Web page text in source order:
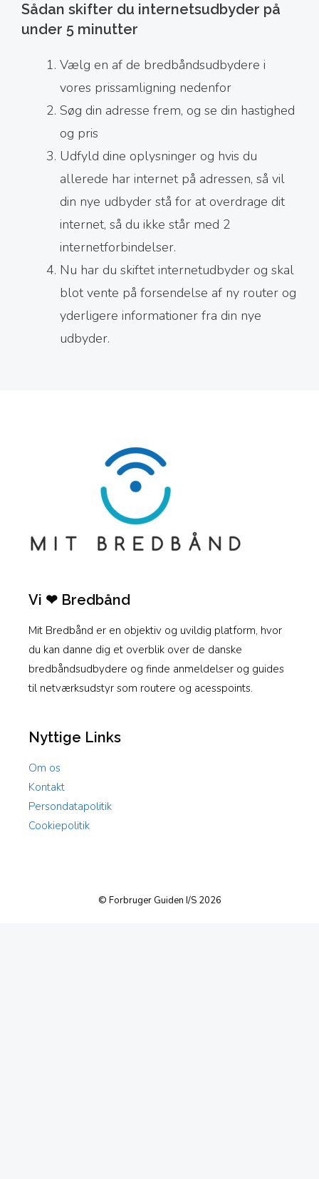
Sådan skifter du internetsudbyder på
under 5 minutter
Vælg en af de bredbåndsudbydere i
vores prissamligning nedenfor
Søg din adresse frem, og se din hastighed
og pris
Udfyld dine oplysninger og hvis du
allerede har internet på adressen, så vil
din nye udbyder stå for at overdrage dit
internet, så du ikke står med 2
internetforbindelser.
Nu har du skiftet internetudbyder og skal
blot vente på forsendelse af ny router og
yderligere informationer fra din nye
udbyder.
Vi ❤ Bredbånd
Mit Bredbånd er en objektiv og uvildig platform, hvor
du kan danne dig et overblik over de danske
bredbåndsudbydere og finde anmeldelser og guides
til netværksudstyr som routere og acesspoints.
Nyttige Links
Om os
Kontakt
Persondatapolitik
Cookiepolitik
© Forbruger Guiden I/S 2026